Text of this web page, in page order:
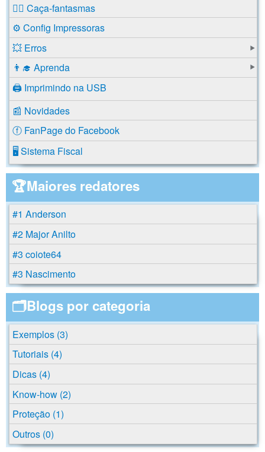
🕵️‍♂️ Caça-fantasmas
⚙️ Config Impressoras
💥 Erros
👨‍🎓 Aprenda
🖨️ Imprimindo na USB
📰 Novidades
ⓕ FanPage do Facebook
🖥️ Sistema Fiscal
🏆Maiores redatores
#1 Anderson
#2 Major Anilto
#3 coiote64
#3 Nascimento
🗂️Blogs por categoria
Exemplos (3)
Tutoriais (4)
Dicas (4)
Know-how (2)
Proteção (1)
Outros (0)